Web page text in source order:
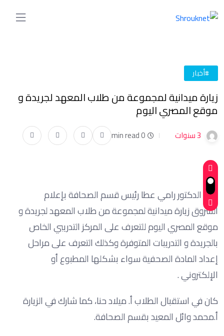
#أخبار
زيارة ميدانية لمجموعة من طلاب المعهد لجريدة و
موقع المصري اليوم
3 سنوات 0 min read
نظم الدكتور رامي عطا رئيس قسم الصحافة بإعلام
الشروق زيارة ميدانية لمجموعة من طلاب المعهد لجريدة و
موقع المصري اليوم للتعرف على المركز التدريبي الخاص
بالجريدة و التدريبات المتوفرة وكذلك التعرف على مراحل
إعداد المادة الصحفية سواء بشكلها المطبوع أو
الإلكتروني .
كان في استقبال الطلاب أ. ميلاد حنا، كما شارك في الزيارة
أ.محمد وائل المعيد بقسم الصحافة.